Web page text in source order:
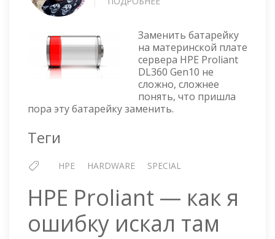
DL360
GEN10
—
ЗАМЕНА
БАТАРЕЙКИ
НА
Заменить батарейку
на материнской плате
сервера HPE Proliant
DL360 Gen10 не
сложно, сложнее
понять, что пришла
пора эту батарейку заменить.
Теги
HPE HARDWARE SPECIAL
HPE Proliant — как я
ошибку искал там